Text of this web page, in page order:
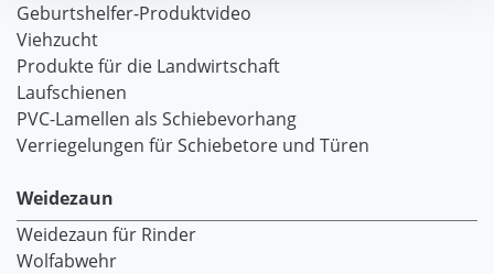
Geburtshelfer-Produktvideo
Viehzucht
Produkte für die Landwirtschaft
Laufschienen
PVC-Lamellen als Schiebevorhang
Verriegelungen für Schiebetore und Türen
Weidezaun
Weidezaun für Rinder
Wolfabwehr